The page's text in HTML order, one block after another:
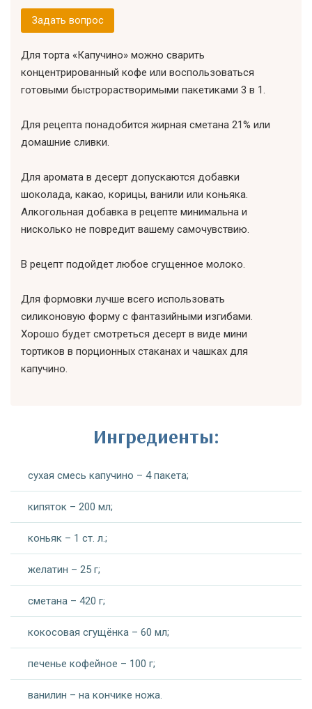
Задать вопрос
Для торта «Капучино» можно сварить
концентрированный кофе или воспользоваться
готовыми быстрорастворимыми пакетиками 3 в 1.
Для рецепта понадобится жирная сметана 21% или
домашние сливки.
Для аромата в десерт допускаются добавки
шоколада, какао, корицы, ванили или коньяка.
Алкогольная добавка в рецепте минимальна и
нисколько не повредит вашему самочувствию.
В рецепт подойдет любое сгущенное молоко.
Для формовки лучше всего использовать
силиконовую форму с фантазийными изгибами.
Хорошо будет смотреться десерт в виде мини
тортиков в порционных стаканах и чашках для
капучино.
Ингредиенты:
сухая смесь капучино – 4 пакета;
кипяток – 200 мл;
коньяк – 1 ст. л.;
желатин – 25 г;
сметана – 420 г;
кокосовая сгущёнка – 60 мл;
печенье кофейное – 100 г;
ванилин – на кончике ножа.